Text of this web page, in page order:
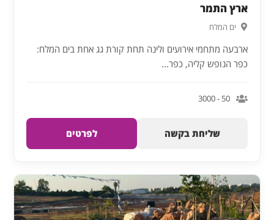
ארץ התמר
ים המלח
ארבעה מתחמי אירועים ולינה תחת קורת גג אחת בים המלח:
כפר הנופש קליה, כפר...
50 - 3000
שליחת בקשה לפרטים